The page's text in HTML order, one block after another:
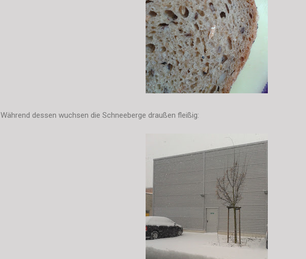
Während dessen wuchsen die Schneeberge draußen fleißig: